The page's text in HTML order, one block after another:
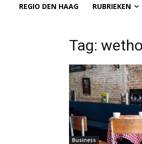
REGIO DEN HAAG RUBRIEKEN
Tag:
Business